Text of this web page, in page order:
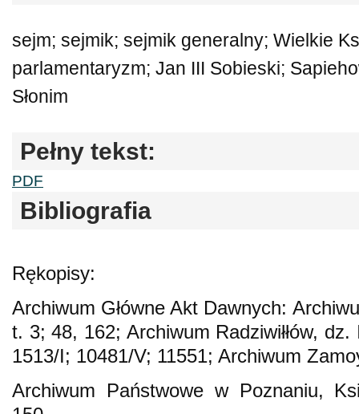
sejm; sejmik; sejmik generalny; Wielkie
parlamentaryzm; Jan III Sobieski;
Słonim
Pełny tekst:
PDF
Bibliografia
Rękopisy:
Archiwum Główne Akt Dawnych:
t. 3; 48, 162; Archiwum Radziwiłłów,
1513/I; 10481/V; 11551; Archiwum
Archiwum Państwowe w Poznaniu,